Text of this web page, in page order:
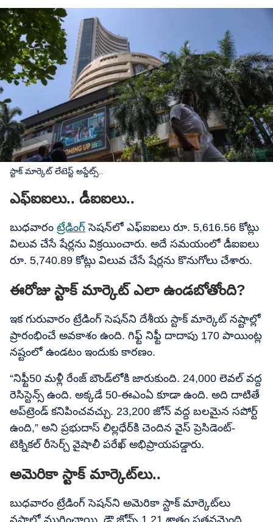
స్టాక్ మార్కెట్​ లేటెస్ట్ అప్డేట్స్..
ఎఫ్​ఐఐలు.. డీఐఐలు..
బుధవారం ట్రేడింగ్ ​ సెషన్​లో ఎఫ్​ఐఐలు రూ. 5,616.56 కోట్లు
విలువ చేసే షేర్లను విక్రయించారు. అదే సమయంలో డీఐఐలు
రూ. 5,740.89 కోట్లు విలువ చేసే షేర్లను కొనుగోలు చేశారు.
ఈరోజు స్టాక్​ మార్కెట్​ ఎలా ఉండబోతోంది?
ఇక గురువారం ట్రేడింగ్​ సెషన్​ని దేశీయ స్టాక్​ మార్కెట్​ నష్టాల్లో
ప్రారంభించే అవకాశం ఉంది. గిఫ్ట్​ నిఫ్టీ దాదాపు 170 పాయింట్ల
నష్టంలో ఉండటం ఇందుకు కారణం.
“నిఫ్టీ50 మళ్లీ రేంజ్​ బౌండ్​లోకి జారుకుంది. 24,000 లెవల్​ వద్ద
రెసిస్టెన్స్​ ఉంది. అక్కడే 50-ఈఎంఏ కూడా ఉంది. అది దాటితే
అప్​ట్రెండ్​ కనిపించవచ్చు. 23,200 జోన్​ వద్ద బలమైన సపోర్ట్​
ఉంది,” అని ప్రభుదాస్ లిల్లధేర్​కి చెందిన వైస్​ ప్రెసిడెంట్-
టెక్నికల్ రీసెర్చ్ వైషాలీ పరేఖ్​ అభిప్రాయపడ్డారు.
అమెరికా స్టాక్​ మార్కెట్​లు..
బుధవారం ట్రేడింగ్​ సెషన్​ని అమెరికా స్టాక్​ మార్కెట్​లు
నష్టాల్లో ముగించాయి. డౌ జోన్స్​ 1.21 శాతం పతనమైంది.